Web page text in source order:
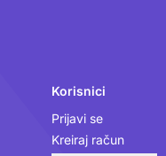
Korisnici
Prijavi se
Kreiraj račun